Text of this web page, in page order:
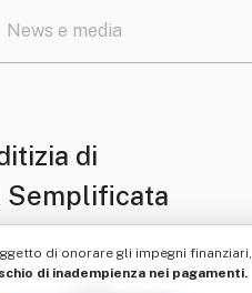
News e media
di
Semplificata
di onorare gli impegni finanziari,
di inadempienza nei pagamenti.